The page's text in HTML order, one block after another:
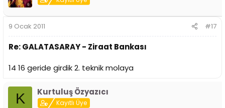
9 Ocak 2011 #17
Re: GALATASARAY - Ziraat Bankası
14 16 geride girdik 2. teknik molaya
K Kurtuluş Özyazıcı
Kayıtlı Üye